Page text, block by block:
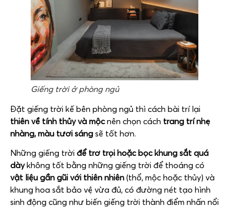
Giếng trời ở phòng ngủ
Đặt giếng trời kế bên phòng ngủ thì cách bài trí lại
thiên về tính thủy và mộcnên chọn cách trang trí nhẹ
nhàng, màu tươi sáng sẽ tốt hơn.
Những giếng trời để trơ trọi hoặc bọc khung sắt quá
dàykhông tốt bằng những giếng trời để thoáng có
vật liệu gần gũi với thiên nhiên (thổ, mộc hoặc thủy) và
khung hoa sắt bảo vệ vừa đủ, có đường nét tạo hình
sinh động cũng như biến giếng trời thành điểm nhấn nổi